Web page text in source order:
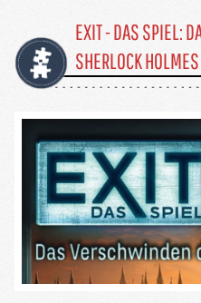
EXIT - DAS SPIEL:
SHERLOCK HOLMES